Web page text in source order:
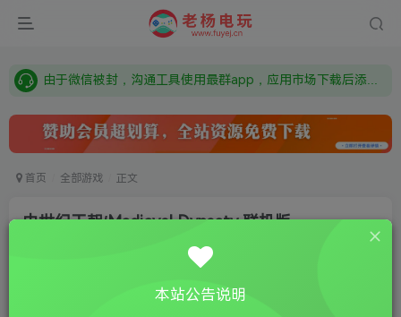
首页 全部游戏 正文
中世纪王朝/Medieval Dynasty 联机版
本站公告说明